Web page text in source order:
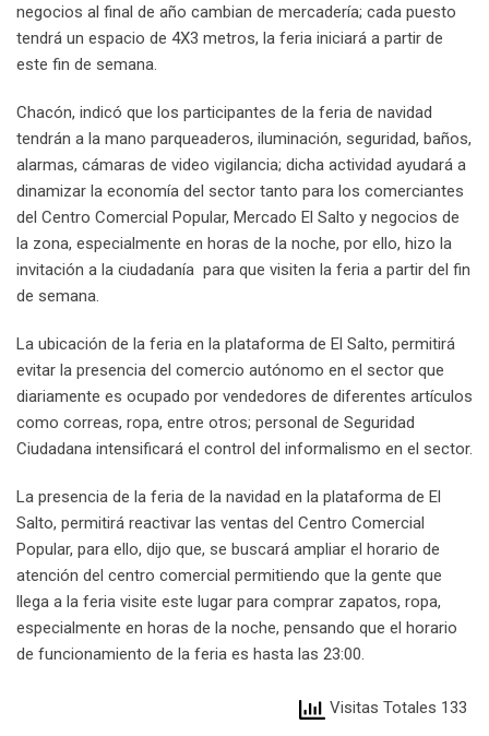
negocios al final de año cambian de mercadería; cada puesto
tendrá un espacio de 4X3 metros, la feria iniciará a partir de
este fin de semana.
Chacón, indicó que los participantes de la feria de navidad
tendrán a la mano parqueaderos, iluminación, seguridad, baños,
alarmas, cámaras de video vigilancia; dicha actividad ayudará a
dinamizar la economía del sector tanto para los comerciantes
del Centro Comercial Popular, Mercado El Salto y negocios de
la zona, especialmente en horas de la noche, por ello, hizo la
invitación a la ciudadanía para que visiten la feria a partir del fin
de semana.
La ubicación de la feria en la plataforma de El Salto, permitirá
evitar la presencia del comercio autónomo en el sector que
diariamente es ocupado por vendedores de diferentes artículos
como correas, ropa, entre otros; personal de Seguridad
Ciudadana intensificará el control del informalismo en el sector.
La presencia de la feria de la navidad en la plataforma de El
Salto, permitirá reactivar las ventas del Centro Comercial
Popular, para ello, dijo que, se buscará ampliar el horario de
atención del centro comercial permitiendo que la gente que
llega a la feria visite este lugar para comprar zapatos, ropa,
especialmente en horas de la noche, pensando que el horario
de funcionamiento de la feria es hasta las 23:00.
Visitas Totales 133